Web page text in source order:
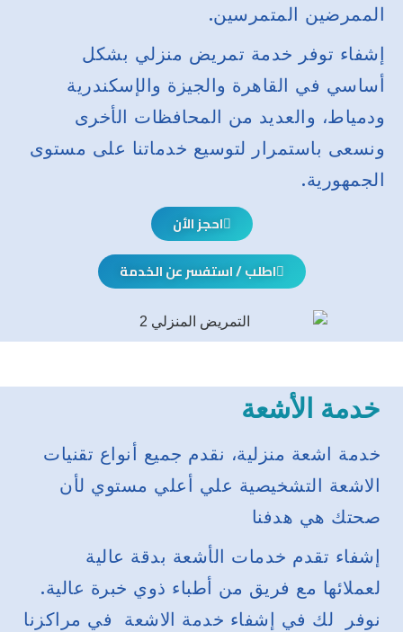
الممرضين المتمرسين.
إشفاء توفر خدمة تمريض منزلي بشكل
أساسي في القاهرة والجيزة والإسكندرية
ودمياط، والعديد من المحافظات الأخرى
ونسعى باستمرار لتوسيع خدماتنا على مستوى
الجمهورية.
احجز الأن
اطلب / استفسر عن الخدمة
خدمة الأشعة
خدمة اشعة منزلية، نقدم جميع أنواع تقنيات
الاشعة التشخيصية علي أعلي مستوي لأن
صحتك​ هي هدفنا
إشفاء تقدم خدمات الأشعة بدقة عالية
لعملائها مع فريق من أطباء ذوي خبرة عالية.
نوفر لك في إشفاء خدمة الاشعة في مراكزنا